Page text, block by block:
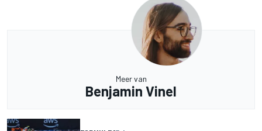
Meer van
Benjamin Vinel